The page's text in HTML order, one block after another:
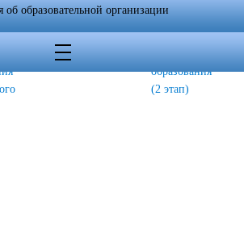
финансирования
образования
(2 этап)
об образовательной организации